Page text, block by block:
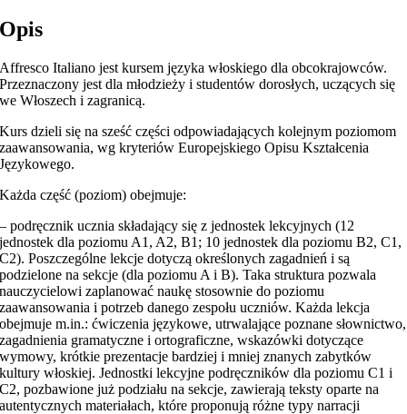
Opis
Affresco Italiano jest kursem języka włoskiego dla obcokrajowców.
Przeznaczony jest dla młodzieży i studentów dorosłych, uczących się
we Włoszech i zagranicą.
Kurs dzieli się na sześć części odpowiadających kolejnym poziomom
zaawansowania, wg kryteriów Europejskiego Opisu Kształcenia
Językowego.
Każda część (poziom) obejmuje:
– podręcznik ucznia składający się z jednostek lekcyjnych (12
jednostek dla poziomu A1, A2, B1; 10 jednostek dla poziomu B2, C1,
C2). Poszczególne lekcje dotyczą określonych zagadnień i są
podzielone na sekcje (dla poziomu A i B). Taka struktura pozwala
nauczycielowi zaplanować naukę stosownie do poziomu
zaawansowania i potrzeb danego zespołu uczniów. Każda lekcja
obejmuje m.in.: ćwiczenia językowe, utrwalające poznane słownictwo,
zagadnienia gramatyczne i ortograficzne, wskazówki dotyczące
wymowy, krótkie prezentacje bardziej i mniej znanych zabytków
kultury włoskiej. Jednostki lekcyjne podręczników dla poziomu C1 i
C2, pozbawione już podziału na sekcje, zawierają teksty oparte na
autentycznych materiałach, które proponują różne typy narracji